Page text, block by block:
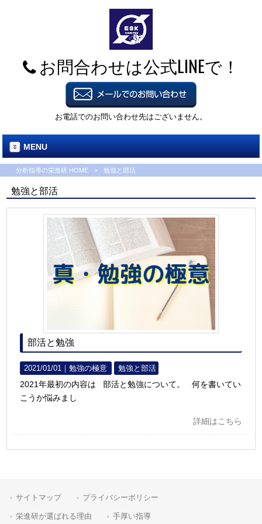
お問合わせは公式LINEで！
お電話でのお問い合わせ先はございません。
MENU
分析指導の栄進研 HOME > 勉強と部活
勉強と部活
部活と勉強
2021/01/01｜勉強の極意 勉強と部活
2021年最初の内容は 部活と勉強について。 何を書いてい
こうか悩みまし
詳細はこちら
サイトマップ プライバシーポリシー
栄進研が選ばれる理由 手厚い指導